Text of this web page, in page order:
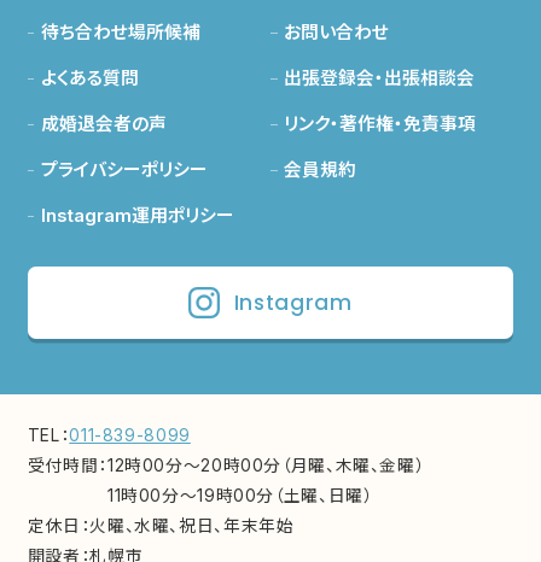
待ち合わせ場所候補 お問い合わせ
よくある質問 出張登録会・出張相談会
成婚退会者の声 リンク・著作権・免責事項
プライバシーポリシー 会員規約
Instagram運用ポリシー
Instagram
TEL：011-839-8099
受付時間：12時00分～20時00分（月曜、木曜、金曜）
11時00分～19時00分（土曜、日曜）
定休日：火曜、水曜、祝日、年末年始
開設者：札幌市